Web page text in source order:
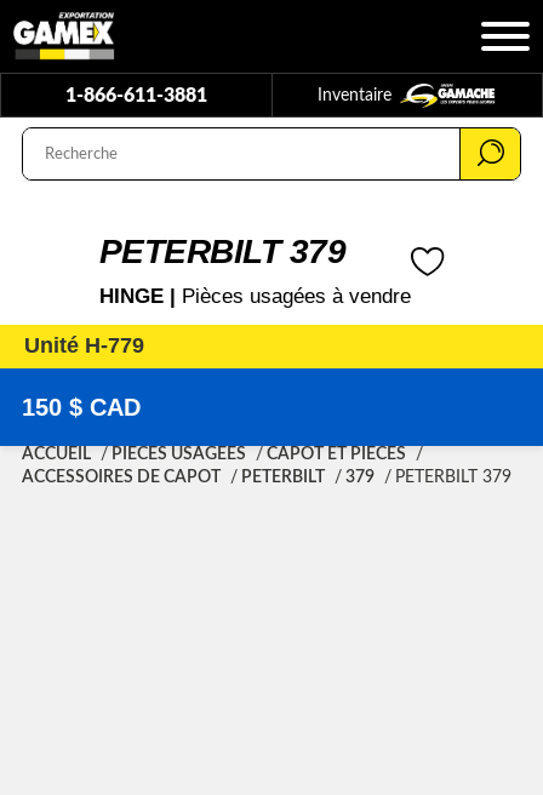
1-866-611-3881 Inventaire
PETERBILT 379
HINGE | Pièces usagées à vendre
Unité H-779
150 $ CAD
ACCUEIL PIÈCES USAGÉES
CAPOT ET PIÈCES
ACCESSOIRES DE CAPOT
PETERBILT 379 PETERBILT 379